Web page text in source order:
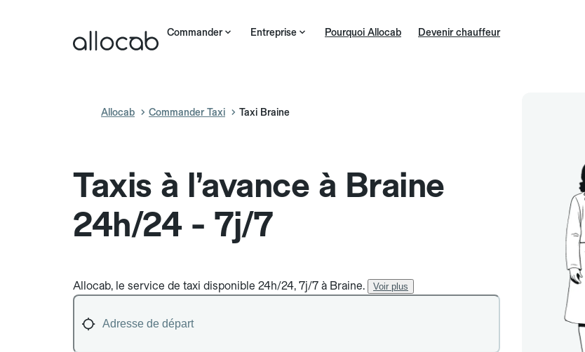
Commander Entreprise Pourquoi Allocab Devenir chauffeur
Allocab Commander Taxi Taxi Braine
Taxis à l’avance à Braine
24h/24 - 7j/7
Allocab, le service de taxi disponible 24h/24, 7j/7 à Braine. Voir plus